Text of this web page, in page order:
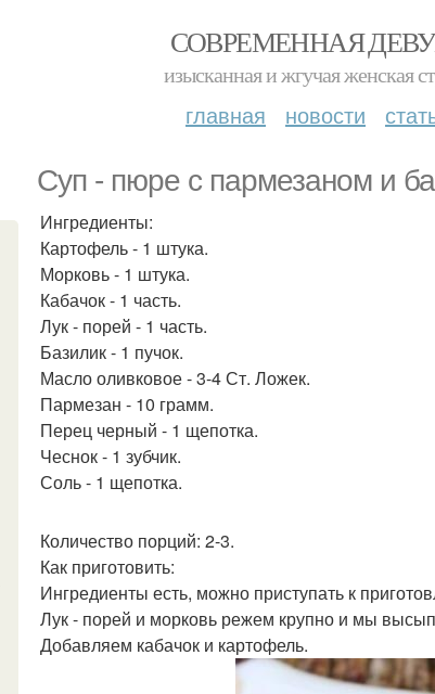
СОВРЕМЕННАЯ
изысканная и жгучая женская
главная новости
Суп - пюре с пармезаном и
Ингредиенты:
Картофель - 1 штука.
Морковь - 1 штука.
Кабачок - 1 часть.
Лук - порей - 1 часть.
Базилик - 1 пучок.
Масло оливковое - 3-4 Ст. Ложек.
Пармезан - 10 грамм.
Перец черный - 1 щепотка.
Чеснок - 1 зубчик.
Соль - 1 щепотка.
Количество порций: 2-3.
Как приготовить:
Ингредиенты есть, можно приступать к
Лук - порей и морковь режем крупно и мы
Добавляем кабачок и картофель.